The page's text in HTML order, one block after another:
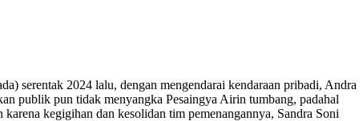
serentak 2024 lalu, dengan mengendarai kendaraan pribadi, Andra
publik pun tidak menyangka Pesaingya Airin tumbang, padahal
kegigihan dan kesolidan tim pemenangannya, Sandra Soni